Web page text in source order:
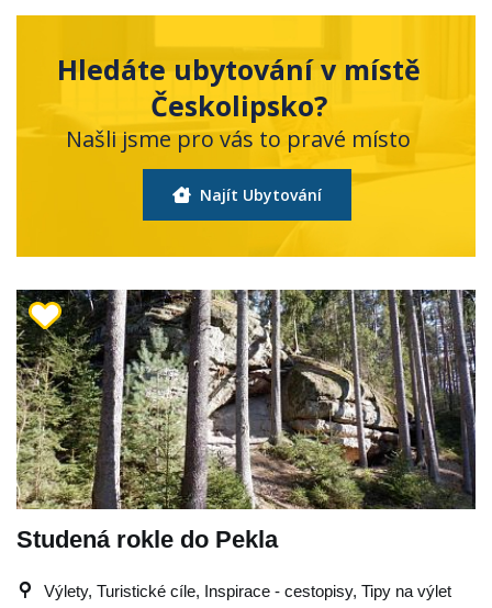
Hledáte ubytování v místě
Českolipsko?
Našli jsme pro vás to pravé místo
Najít Ubytování
Studená rokle do Pekla
Výlety, Turistické cíle, Inspirace - cestopisy, Tipy na výlet